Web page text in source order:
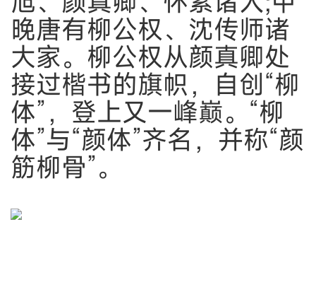
晚唐有柳公权、沈传师诸
大家。柳公权从颜真卿处
接过楷书的旗帜，自创“柳
体”，登上又一峰巅。“柳
体”与“颜体”齐名，并称“颜
筋柳骨”。